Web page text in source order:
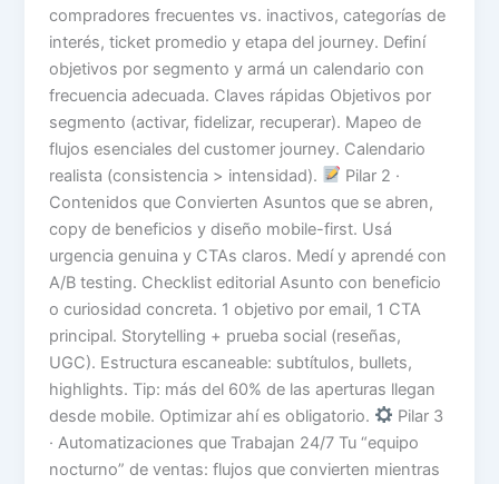
compradores frecuentes vs. inactivos, categorías de
interés, ticket promedio y etapa del journey. Definí
objetivos por segmento y armá un calendario con
frecuencia adecuada. Claves rápidas Objetivos por
segmento (activar, fidelizar, recuperar). Mapeo de
flujos esenciales del customer journey. Calendario
realista (consistencia > intensidad).
Pilar 2 ·
Contenidos que Convierten Asuntos que se abren,
copy de beneficios y diseño mobile-first. Usá
urgencia genuina y CTAs claros. Medí y aprendé con
A/B testing. Checklist editorial Asunto con beneficio
o curiosidad concreta. 1 objetivo por email, 1 CTA
principal. Storytelling + prueba social (reseñas,
UGC). Estructura escaneable: subtítulos, bullets,
highlights. Tip: más del 60% de las aperturas llegan
desde mobile. Optimizar ahí es obligatorio.
Pilar 3
· Automatizaciones que Trabajan 24/7 Tu “equipo
nocturno” de ventas: flujos que convierten mientras